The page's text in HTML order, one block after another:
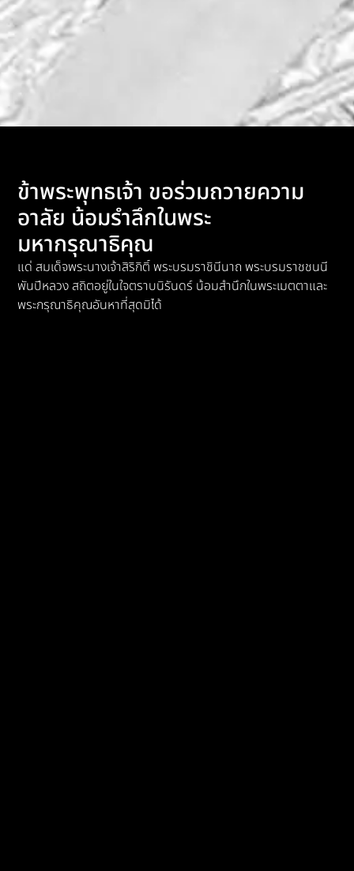
ข้าพระพุทธเจ้า ขอร่วมถวายความ
อาลัย น้อมรำลึกในพระ
มหากรุณาธิคุณ
แด่ สมเด็จพระนางเจ้าสิริกิติ์ พระบรมราชินีนาถ พระบรมราชชนนี
พันปีหลวง สถิตอยู่ในใจตราบนิรันดร์ น้อมสำนึกในพระเมตตาและ
พระกรุณาธิคุณอันหาที่สุดมิได้